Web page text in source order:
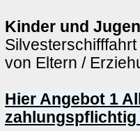
Kinder und
von Eltern /
Hier Angebot 1
zahlungspflichtig